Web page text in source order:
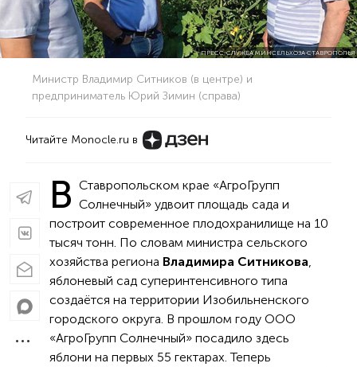
ПРЕСС-СЛУЖБА МИНСЕЛЬХОЗА СТАВРОПОЛЬЯ
Министр Владимир Ситников (в центре) и
предприниматель Юрий Зимин (справа)
Читайте Monocle.ru в
В Ставропольском крае «АгроГрупп
Солнечный» удвоит площадь сада и
построит современное плодохранилище на 10
тысяч тонн. По словам министра сельского
хозяйства региона Владимира Ситникова
яблоневый сад суперинтенсивного типа
создаётся на территории Изобильненского
городского округа. В прошлом году ООО
«АгроГрупп Солнечный» посадило здесь
яблони на первых 55 гектарах. Теперь